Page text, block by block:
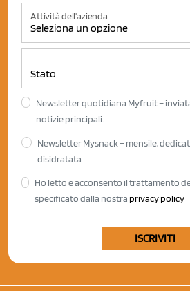
Attività dell'azienda
Newsletter quotidiana Myfruit –
notizie principali.
Newsletter Mysnack – mensile,
disidratata
Ho letto e acconsento il trattamento
specificato dalla nostra privacy policy
ISCRIVITI